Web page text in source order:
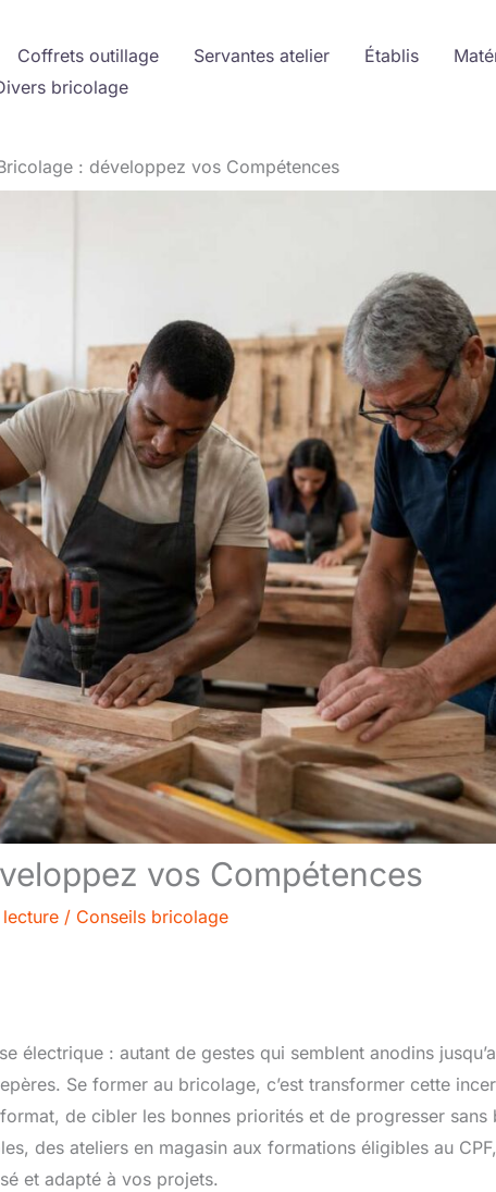
Coffrets outillage Servantes atelier Établis
bricolage
: développez vos Compétences
vos Compétences
/ Conseils bricolage
électrique : autant de gestes qui semblent anodins
Se former au bricolage, c’est transformer cette
de cibler les bonnes priorités et de progresser sans
des ateliers en magasin aux formations éligibles au
et adapté à vos projets.